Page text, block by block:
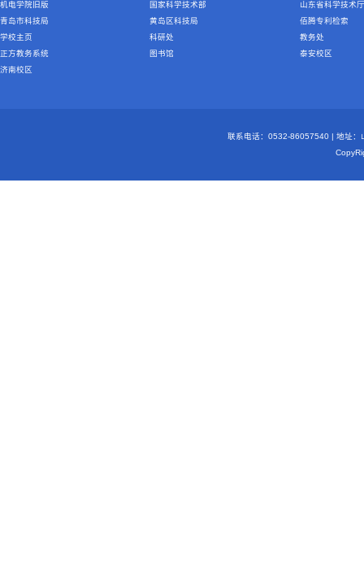
机电学院旧版 国家科学技术部
山东省科学技术厅
青岛市科技局
黄岛区科技局
佰腾专利检索
学校主页
科研处
教务处
正方教务系统
图书馆
泰安校区
济南校区
联系电话：0532-86057540 | 地址：